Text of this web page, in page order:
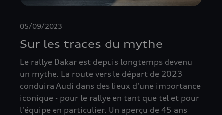
05/09/2023
Sur les traces du mythe
Le rallye Dakar est depuis longtemps devenu
un mythe. La route vers le départ de 2023
conduira Audi dans des lieux d'une importance
iconique - pour le rallye en tant que tel et pour
l'équipe en particulier. Un aperçu de 45 ans